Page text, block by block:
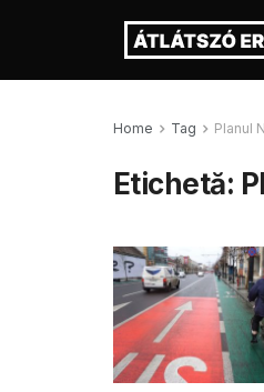
Home Tag Planul
Etichetă: